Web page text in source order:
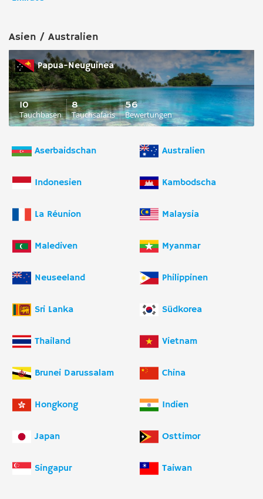
Asien / Australien
Papua-Neuguinea
10
Tauchbasen
8
Tauchsafaris
56
Bewertungen
Aserbaidschan Australien
Indonesien Kambodscha
La Réunion Malaysia
Malediven Myanmar
Neuseeland Philippinen
Sri Lanka Südkorea
Thailand Vietnam
Brunei Darussalam China
Hongkong Indien
Japan Osttimor
Singapur Taiwan